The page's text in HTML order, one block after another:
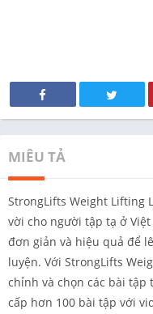
MIÊU TẢ
StrongLifts Weight Lifting
vời cho người tập tạ ở
đơn giản và hiệu quả để
luyện. Với StrongLifts
chỉnh và chọn các bài tập
cấp hơn 100 bài tập với